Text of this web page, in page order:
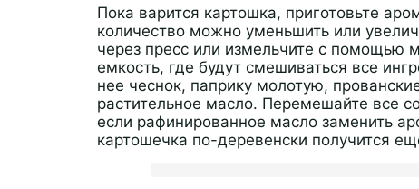
Пока варится картошка, приготовьте
количество можно уменьшить или
через пресс или измельчите с помощью
емкость, где будут смешиваться все
нее чеснок, паприку молотую,
растительное масло. Перемешайте все
если рафинированное масло заменить
картошечка по-деревенски получится